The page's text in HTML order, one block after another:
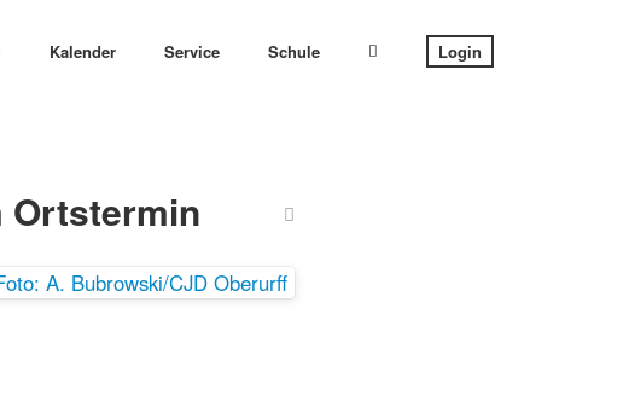
Kalender Service Schule Login
Ortstermin